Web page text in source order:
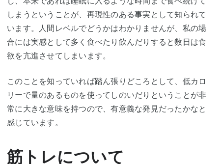
しまうということが、再現性のある事実として知られて
います。人間レベルでどうかはわかりませんが、私の場
合には実感として多く食べたり飲んだりすると数日は食
欲を亢進させてしまいます。
このことを知っていれば踏ん張りどころとして、低カロ
リーで量のあるものを使ってしのいだりということが非
常に大きな意味を持つので、有意義な発見だったかなと
感じています。
筋トレについて